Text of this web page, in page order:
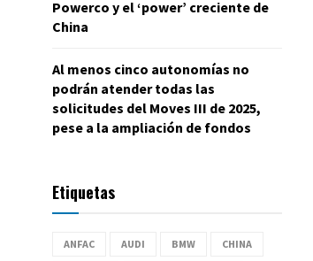
Powerco y el ‘power’ creciente de
China
Al menos cinco autonomías no
podrán atender todas las
solicitudes del Moves III de 2025,
pese a la ampliación de fondos
Etiquetas
ANFAC AUDI BMW CHINA